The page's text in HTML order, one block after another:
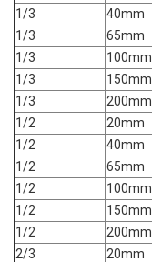
1/3
40mm
1/3
65mm
1/3
100mm
1/3
150mm
1/3
200mm
1/2
20mm
1/2
40mm
1/2
65mm
1/2
100mm
1/2
150mm
1/2
200mm
2/3
20mm